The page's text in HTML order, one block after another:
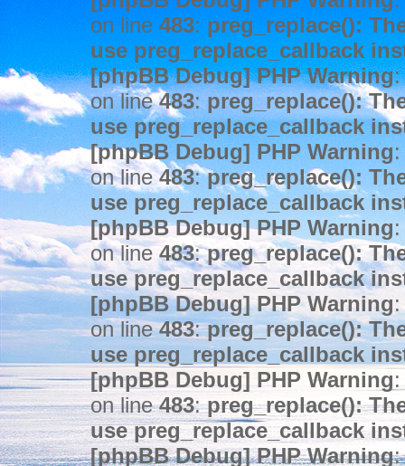
on line 483: preg_replace():
use preg_replace_callback
[phpBB Debug] PHP Warning:
on line483: preg_replace():
use preg_replace_callback
[phpBB Debug] PHP Warning
on line483:preg_replace():
use preg_replace_callback
[phpBB Debug] PHP Warning
on line483:preg_replace():
use preg_replace_callback
[phpBB Debug] PHP Warning
on line483:preg_replace():
use preg_replace_callback
[phpBB Debug] PHP Warning
on line483:preg_replace():
use preg_replace_callback
[phpBB Debug] PHP Warning: